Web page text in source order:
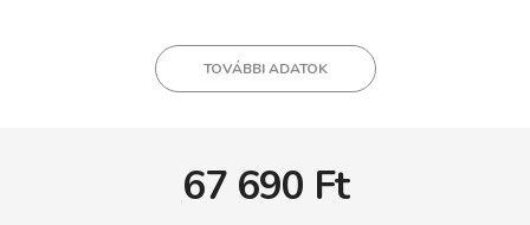
TOVÁBBI ADATOK
67 690 Ft